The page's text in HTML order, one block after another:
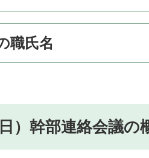
職氏名
）幹部連絡会議の